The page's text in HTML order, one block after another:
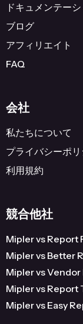
ドキュメンテー
ブログ
アフィリエイト
FAQ
会社
私たちについて
プライバシーポ
利用規約
競合他社
Mipler vs Report
Mipler vs Better
Mipler vs Vendor
Mipler vs Report
Mipler vs Easy